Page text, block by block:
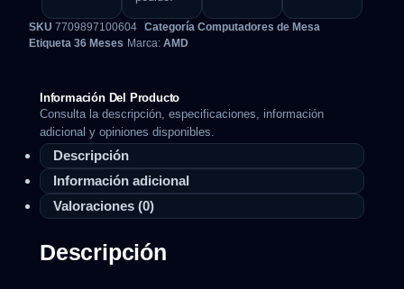
SKU 7709897100604 Categoría Computadores de Mesa
Etiqueta 36 Meses Marca: AMD
Información Del Producto
Consulta la descripción, especificaciones, información
adicional y opiniones disponibles.
Descripción
Información adicional
Valoraciones (0)
Descripción